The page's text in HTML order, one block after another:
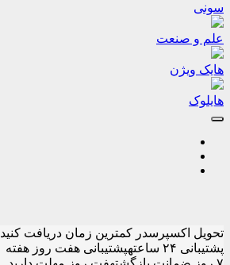
سونی
علم و صنعت
هایک ویژن
هایلوک
تحویل اکسپرسدر کمترین زمان دریافت کنید
پشتیبانی ۲۴ ساعته
پشتیبانی هفت روز هفته